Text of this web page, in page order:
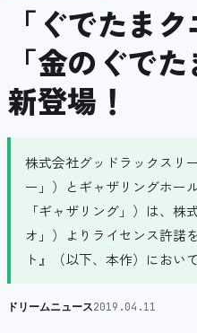
「ぐでたま
「金のぐで
新登場！
株式会社グッドラックスリ
ー」）とギャザリングホー
「ギャザリング」）は、
オ」）よりライセンス許諾
ト』（以下、本作）におい
ドリームニュース2019.04.11